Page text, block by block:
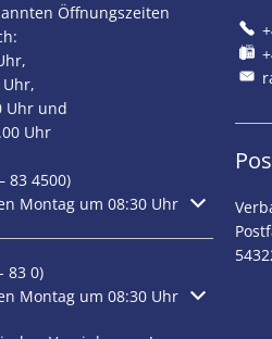
Öffnungszeiten
Uhr und
Uhr
83 4500)
oder Schließzeiten auszublenden
Montag um 08:30 Uhr
83 0)
oder Schließzeiten auszublenden
Montag um 08:30 Uhr